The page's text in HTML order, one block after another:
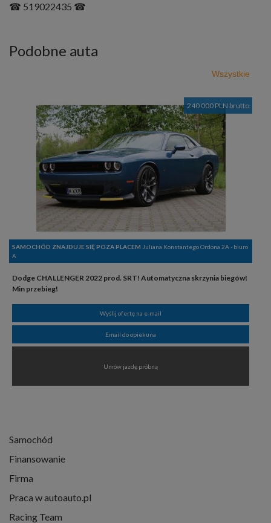
☎ 519022435 ☎
Podobne auta
Wszystkie
240 000 PLN brutto
SAMOCHÓD ZNAJDUJE SIĘ POZA PLACEM Juliana Konstantego Ordona 2A - biuro
A
Dodge CHALLENGER 2022 prod. SRT! Automatyczna skrzynia biegów!
Min przebieg!
Wyślij ofertę na e-mail
Email do opiekuna
Umów jazdę próbną
Samochód
Finansowanie
Firma
Praca w autoauto.pl
Racing Team